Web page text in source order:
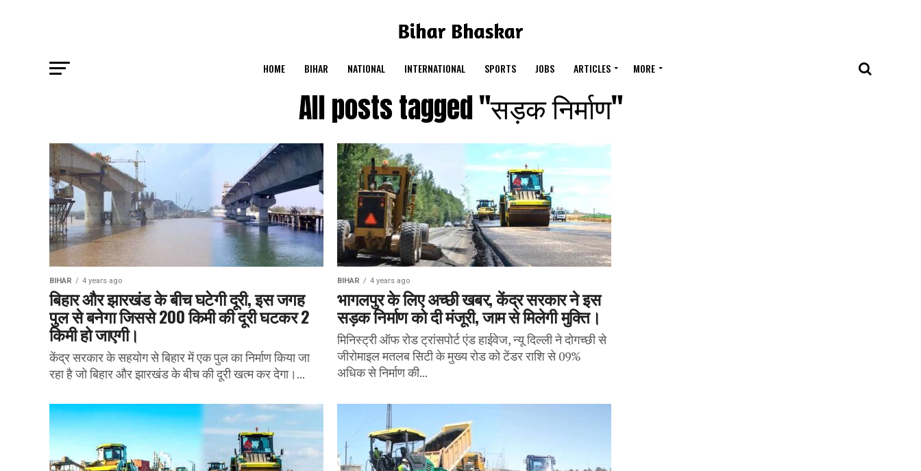
HOME BIHAR NATIONAL INTERNATIONAL SPORTS JOBS ARTICLES MORE
All posts tagged "सड़क निर्माण"
BIHAR 4 years ago
बिहार और झारखंड के बीच घटेगी दूरी, इस जगह
पुल से बनेगा जिससे 200 किमी की दूरी घटकर 2
किमी हो जाएगी।
केंद्र सरकार के सहयोग से बिहार में एक पुल का निर्माण किया जा
रहा है जो बिहार और झारखंड के बीच की दूरी खत्म कर देगा।...
BIHAR 4 years ago
भागलपुर के लिए अच्छी खबर, केंद्र सरकार ने इस
सड़क निर्माण को दी मंजूरी, जाम से मिलेगी मुक्ति।
मिनिस्ट्री ऑफ रोड ट्रांसपोर्ट एंड हाईवेज, न्यू दिल्ली ने दोगच्छी से
जीरोमाइल मतलब सिटी के मुख्य रोड को टेंडर राशि से 09%
अधिक से निर्माण की...